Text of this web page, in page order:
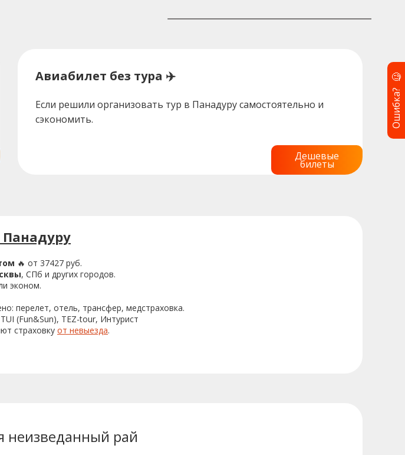
Авиабилет без тура ✈️
Если решили организовать тур в Панадуру самостоятельно и
сэкономить.
Дешевые
билеты
🔥 от 37427 руб.
, СПб и других городов.
эконом.
перелет, отель, трансфер, медстраховка.
(Fun&Sun), TEZ-tour, Интурист
страховку от невыезда.
неизведанный рай
Ошибка?
🧐